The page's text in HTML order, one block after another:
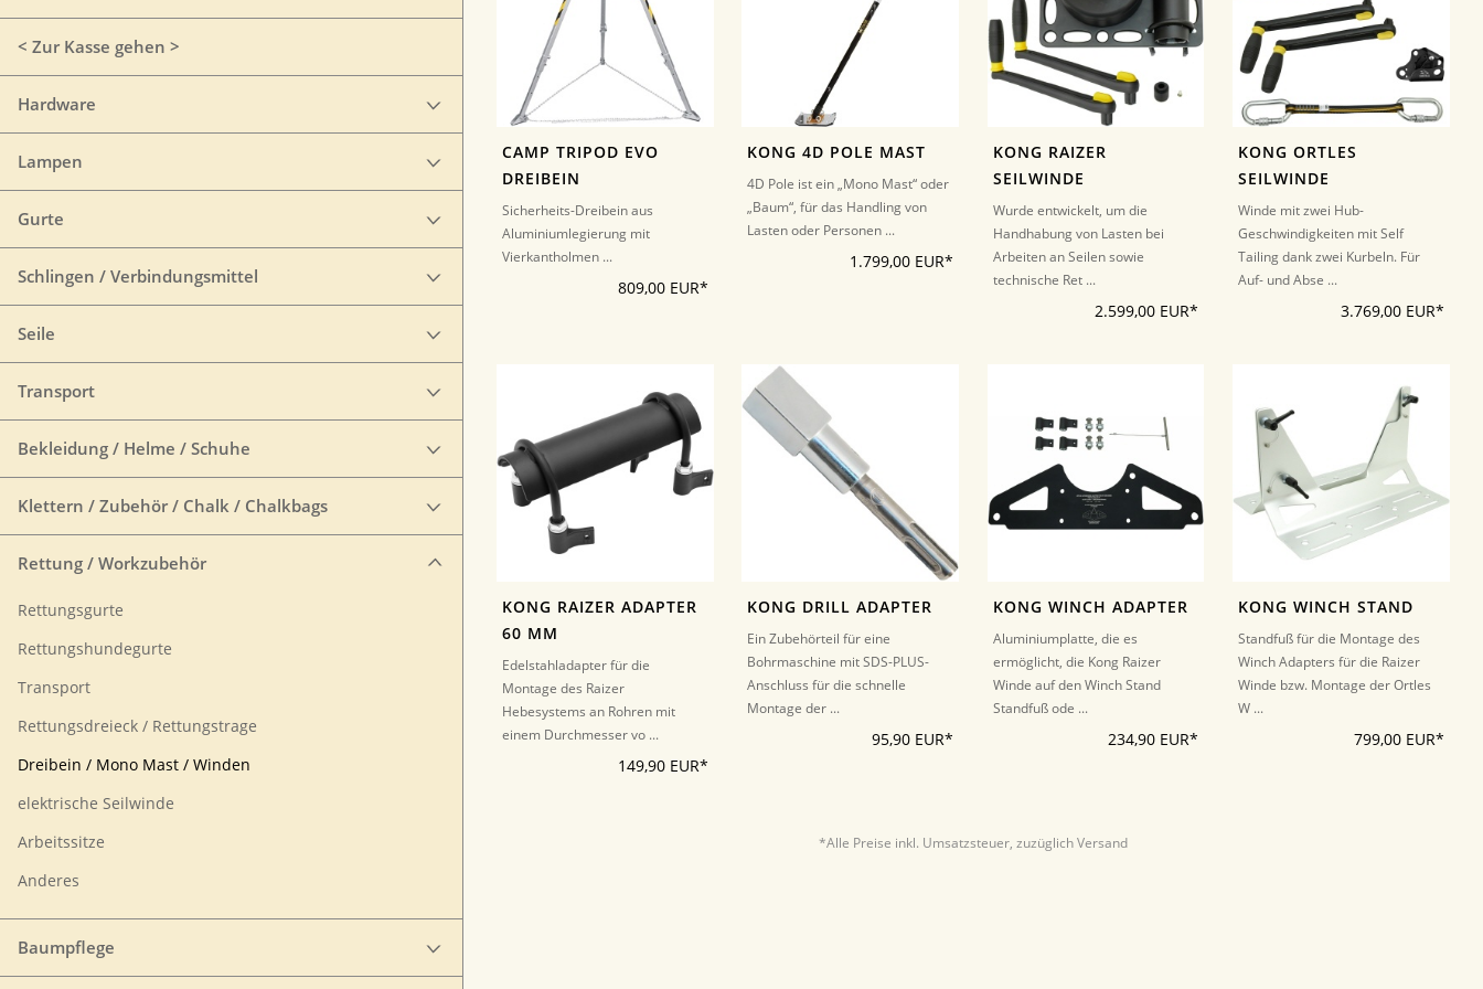
< Zur Kasse gehen >
Hardware
Lampen
Gurte
Schlingen / Verbindungsmittel
Seile
Transport
Bekleidung / Helme / Schuhe
Klettern / Zubehör / Chalk / Chalkbags
Rettung / Workzubehör
Rettungsgurte
Rettungshundegurte
Transport
Rettungsdreieck / Rettungstrage
Dreibein / Mono Mast / Winden
elektrische Seilwinde
Arbeitssitze
Anderes
Baumpflege
CAMP TRIPOD EVO
DREIBEIN
Sicherheits-Dreibein aus
Aluminiumlegierung mit
Vierkantholmen ...
809,00 EUR*
KONG 4D POLE MAST
4D Pole ist ein „Mono Mast“ oder
„Baum“, für das Handling von
Lasten oder Personen ...
1.799,00 EUR*
KONG RAIZER
SEILWINDE
Wurde entwickelt, um die
Handhabung von Lasten bei
Arbeiten an Seilen sowie
technische Ret ...
2.599,00 EUR*
KONG ORTLES
SEILWINDE
Winde mit zwei Hub-
Geschwindigkeiten mit Self
Tailing dank zwei Kurbeln. Für
Auf- und Abse ...
3.769,00 EUR*
KONG RAIZER ADAPTER
60 MM
Edelstahladapter für die
Montage des Raizer
Hebesystems an Rohren mit
einem Durchmesser vo ...
149,90 EUR*
KONG DRILL ADAPTER
Ein Zubehörteil für eine
Bohrmaschine mit SDS-PLUS-
Anschluss für die schnelle
Montage der ...
95,90 EUR*
KONG WINCH ADAPTER
Aluminiumplatte, die es
ermöglicht, die Kong Raizer
Winde auf den Winch Stand
Standfuß ode ...
234,90 EUR*
KONG WINCH STAND
Standfuß für die Montage des
Winch Adapters für die Raizer
Winde bzw. Montage der Ortles
W ...
799,00 EUR*
*Alle Preise inkl. Umsatzsteuer, zuzüglich Versand